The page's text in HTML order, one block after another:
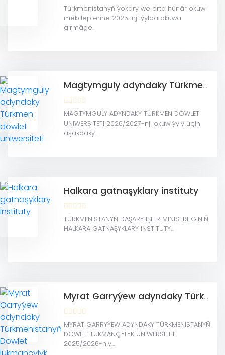
Türkmenistanyň ýokary we orta hünär okuw
mekdeplerine 2025-nji ýylda okuwa
girmäge...
Magtymguly adyndaky Türkmen döwlet uniwersiteti
MAGTYMGULY ADYNDAKY TÜRKMEN DÖWLET
UNIWERSITETI 2026/2027-nji okuw ýyly üçin
aşakdaky...
Halkara gatnaşyklary instituty
TÜRKMENISTANYŇ DAŞARY IŞLER MINISTRLIGINIŇ
HALKARA GATNAŞYKLARY INSTITUTY...
Myrat Garryýew adyndaky Türkmenistanyň Döwlet lukmançylyk uniwersiteti
MYRAT GARRYÝEW ADYNDAKY TÜRKMENISTANYŇ
DÖWLET LUKMANÇYLYK UNIWERSITETI
2025/2026-njy...